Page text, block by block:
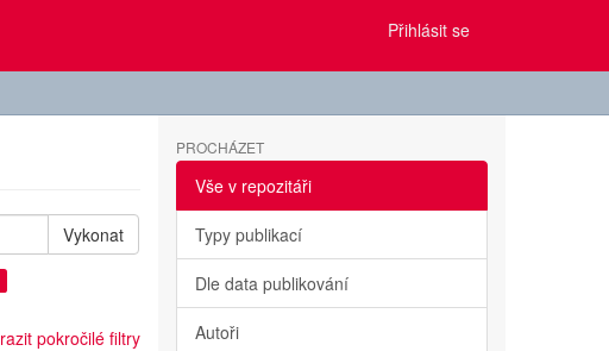
Přihlásit se
Vykonat
pokročilé filtry
PROCHÁZET
Vše v repozitáři
Typy publikací
Dle data publikování
Autoři